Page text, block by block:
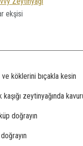
ekşisi
ve köklerini bıçakla kesin
zeytinyağında
doğrayın